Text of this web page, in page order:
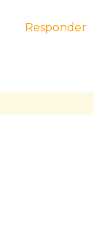
Responder